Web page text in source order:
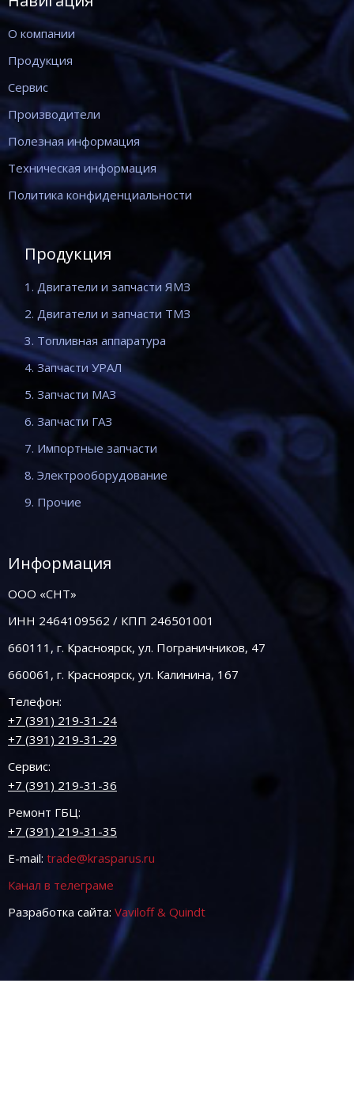
О компании
Продукция
Сервис
Производители
Полезная информация
Техническая информация
Политика конфиденциальности
Продукция
1. Двигатели и запчасти ЯМЗ
2. Двигатели и запчасти ТМЗ
3. Топливная аппаратура
4. Запчасти УРАЛ
5. Запчасти МАЗ
6. Запчасти ГАЗ
7. Импортные запчасти
8. Электрооборудование
9. Прочие
Информация
ООО «СНТ»
ИНН 2464109562 / КПП 246501001
660111, г. Красноярск, ул. Пограничников, 47
660061, г. Красноярск, ул. Калинина, 167
Телефон:
+7 (391) 219-31-24
+7 (391) 219-31-29
Сервис:
+7 (391) 219-31-36
Ремонт ГБЦ:
+7 (391) 219-31-35
E-mail: trade@krasparus.ru
Канал в телеграме
Разработка сайта: Vaviloff & Quindt